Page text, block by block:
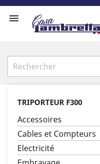

TRIPORTEUR F300
Accessoires
Cables et Compteurs
Electricité